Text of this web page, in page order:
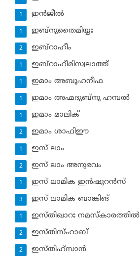
ഇന്‍ജീല്‍
1
ഇബ്‌നുതൈമിയ്യഃ
1
ഇബ്‌റാഹീം
2
ഇബ്‌റാഹീമിസ്വലാത്ത്
1
ഇമാം അബൂഹനീഫ
1
ഇമാം അഹ്മദുബ്‌നു ഹമ്പല്‍
1
ഇമാം മാലിക്
1
ഇമാം ശാഫിഈ
2
ഇസ് ലാം
1
ഇസ് ലാം അനുഭവം
2
ഇസ് ലാമിക ഇന്‍ഷുറന്‍സ്‌
1
ഇസ് ലാമിക ബാങ്കിങ്‌
3
ഇസ്തിഖാറഃ നമസ്‌കാരത്തില്‍
1
ഇസ്തിസ്ഹാബ്
2
ഇസ്തിഹ്‌സാന്‍
2